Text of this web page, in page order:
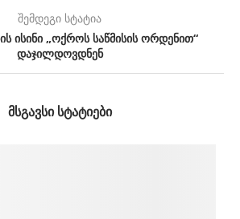
შემდეგი სტატია
ისინი „ოქროს საწმისის ორდენით“
დაჯილდოვდნენ
ᲛᲡᲒᲐᲕᲡᲘ ᲡᲢᲐᲢᲘᲔᲑᲘ